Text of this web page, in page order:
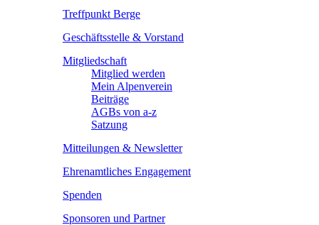
Treffpunkt Berge
Geschäftsstelle & Vorstand
Mitgliedschaft
Mitglied werden
Mein Alpenverein
Beiträge
AGBs von a-z
Satzung
Mitteilungen & Newsletter
Ehrenamtliches Engagement
Spenden
Sponsoren und Partner